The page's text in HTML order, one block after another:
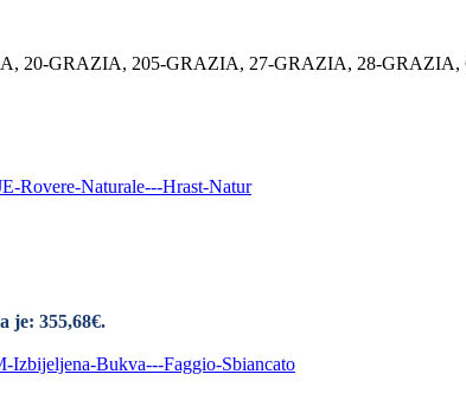
, 20-GRAZIA, 205-GRAZIA, 27-GRAZIA, 28-GRAZIA,
je: 355,68€.